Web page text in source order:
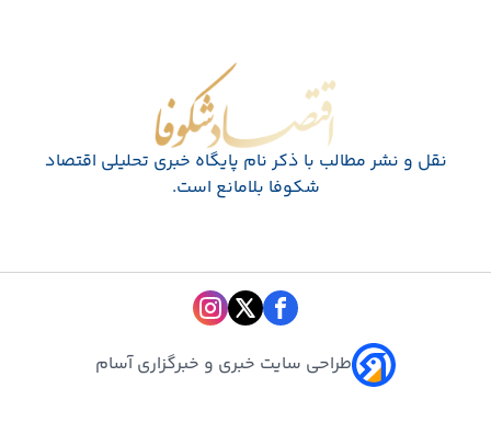
اقتصاد شکوفا
نقل و نشر مطالب با ذکر نام پايگاه خبری تحليلی اقتصاد
شکوفا بلامانع است.
طراحی سایت خبری و خبرگزاری آسام